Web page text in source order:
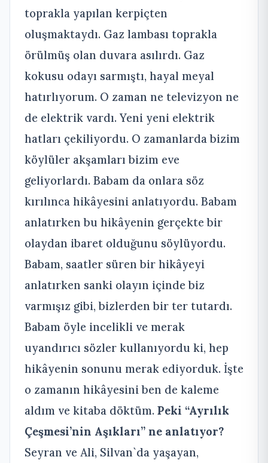
toprakla yapılan kerpiçten
oluşmaktaydı. Gaz lambası toprakla
örülmüş olan duvara asılırdı. Gaz
kokusu odayı sarmıştı, hayal meyal
hatırlıyorum. O zaman ne televizyon ne
de elektrik vardı. Yeni yeni elektrik
hatları çekiliyordu. O zamanlarda bizim
köylüler akşamları bizim eve
geliyorlardı. Babam da onlara söz
kırılınca hikâyesini anlatıyordu. Babam
anlatırken bu hikâyenin gerçekte bir
olaydan ibaret olduğunu söylüyordu.
Babam, saatler süren bir hikâyeyi
anlatırken sanki olayın içinde biz
varmışız gibi, bizlerden bir ter tutardı.
Babam öyle incelikli ve merak
uyandırıcı sözler kullanıyordu ki, hep
hikâyenin sonunu merak ediyorduk. İşte
o zamanın hikâyesini ben de kaleme
aldım ve kitaba döktüm. Peki “Ayrılık
Çeşmesi’nin Aşıkları” ne anlatıyor?
Seyran ve Ali, Silvan`da yaşayan,